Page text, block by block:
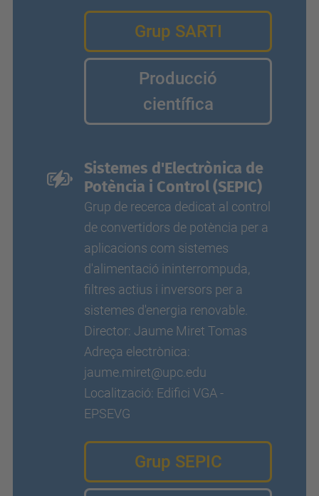
Grup SARTI
Producció
científica
Sistemes d'Electrònica de
Potència i Control (SEPIC)
Grup de recerca dedicat al control
de convertidors de potència per a
aplicacions com sistemes
d'alimentació ininterrompuda,
filtres actius i inversors per a
sistemes d'energia renovable.
Director: Jaume Miret Tomas
Adreça electrònica:
jaume.miret@upc.edu
Localització: Edifici VGA -
EPSEVG
Grup SEPIC